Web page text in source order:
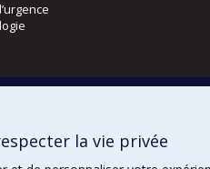
la vie privée